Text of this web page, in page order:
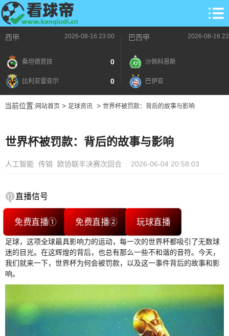
西甲 2026-08-16 23:00
桑坦德竞技 0
比利亚雷亚尔 0
巴西甲 2026-08-16
沙佩科恩斯
巴伊亚
当前位置: 网站首页> 足球资讯> 世界杯被罚款：背后的故事与影响
世界杯被罚款：背后的故事与影响
人工智能 传销 欧协联半决赛次回合 2026-06-04 20:58:03
直播信号
免费直播① 免费直播② 玩球直播
足球，这项全球最具影响力的运动，每一次的世界杯都吸引了无数球
迷的目光。在这辉煌的背后，也总有那么一些不和谐的音符。今天，
我们就来一下，世界杯为何会被罚款，以及这一事件背后的故事和影
响。